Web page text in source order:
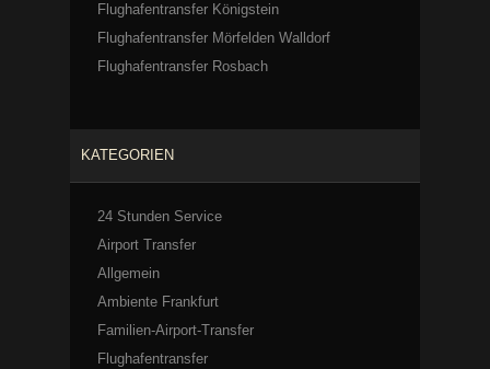
Flughafentransfer Königstein
Flughafentransfer Mörfelden Walldorf
Flughafentransfer Rosbach
KATEGORIEN
24 Stunden Service
Airport Transfer
Allgemein
Ambiente Frankfurt
Familien-Airport-Transfer
Flughafentransfer